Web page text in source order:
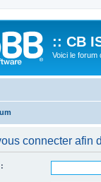
:: CB
Voici le forum
connecter afin